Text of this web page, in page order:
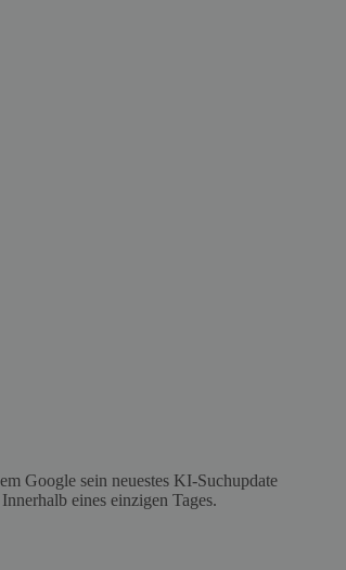
Google sein neuestes KI-Suchupdate
eines einzigen Tages.